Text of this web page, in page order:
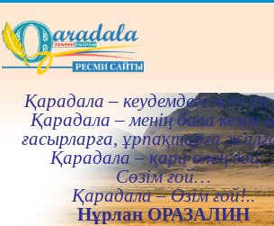
Қарадала – кеудемдегi жез үн
Қарадала – менiң бала кезiм
ғасырларға, ұрпақтарға
Қарадала – қара өлең
Сөзiм ғой…
Қарадала – Өзiм ғой!..
Нұрлан ОРАЗАЛИН